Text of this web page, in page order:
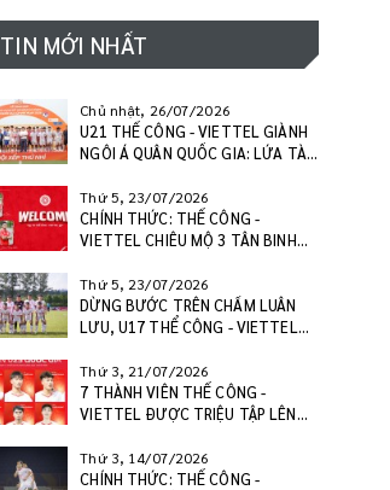
TIN MỚI NHẤT
Chủ nhật, 26/07/2026
U21 THỂ CÔNG - VIETTEL GIÀNH
NGÔI Á QUÂN QUỐC GIA: LỨA TÀI
V.LEAGUE
Thứ 5, 23/07/2026
CHÍNH THỨC: THỂ CÔNG -
VIETTEL CHIÊU MỘ 3 TÂN BINH
PHÁ MÙA GIẢI 2026/27
Thứ 5, 23/07/2026
DỪNG BƯỚC TRÊN CHẤM LUÂN
LƯU, U17 THỂ CÔNG - VIETTEL
U17 VĐQG 2026
Thứ 3, 21/07/2026
7 THÀNH VIÊN THỂ CÔNG -
VIETTEL ĐƯỢC TRIỆU TẬP LÊN
MẶT Ở U20 VIỆT NAM
Thứ 3, 14/07/2026
CHÍNH THỨC: THỂ CÔNG -